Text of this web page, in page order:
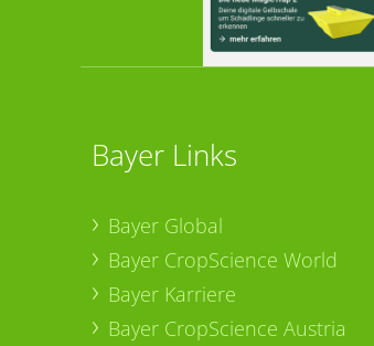
Bayer Links
Bayer Global
Bayer CropScience World
Bayer Karriere
Bayer CropScience Austria